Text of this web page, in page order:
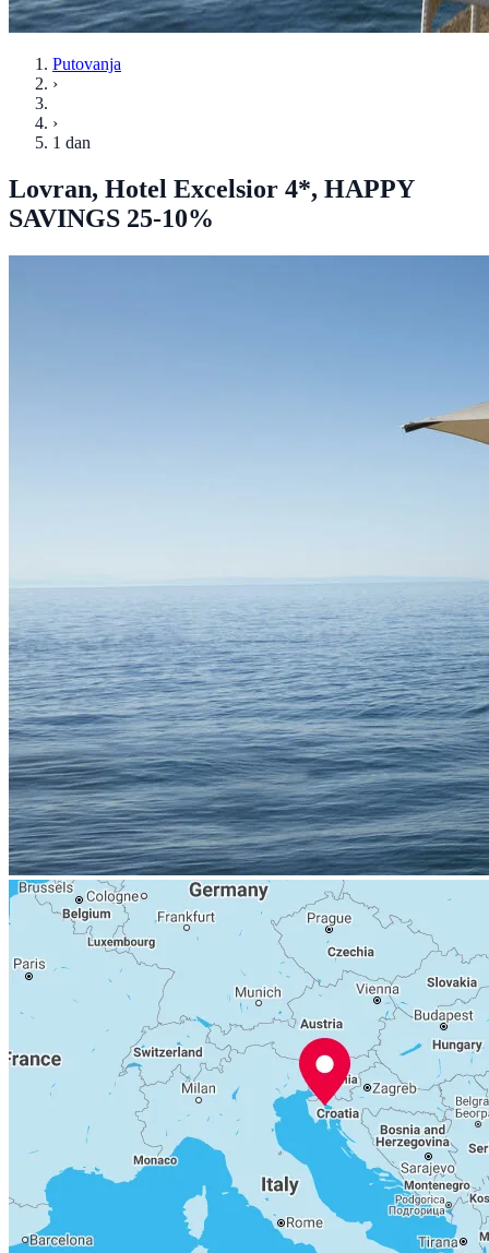
Putovanja
›
›
1 dan
Lovran, Hotel Excelsior 4*, HAPPY
SAVINGS 25-10%